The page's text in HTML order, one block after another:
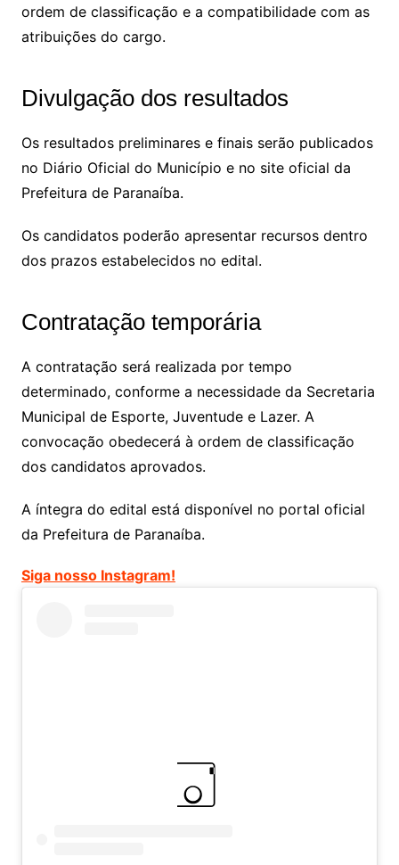
ordem de classificação e a compatibilidade com as
atribuições do cargo.
Divulgação dos resultados
Os resultados preliminares e finais serão publicados
no Diário Oficial do Município e no site oficial da
Prefeitura de Paranaíba.
Os candidatos poderão apresentar recursos dentro
dos prazos estabelecidos no edital.
Contratação temporária
A contratação será realizada por tempo
determinado, conforme a necessidade da Secretaria
Municipal de Esporte, Juventude e Lazer. A
convocação obedecerá à ordem de classificação
dos candidatos aprovados.
A íntegra do edital está disponível no portal oficial
da Prefeitura de Paranaíba.
Siga nosso Instagram!